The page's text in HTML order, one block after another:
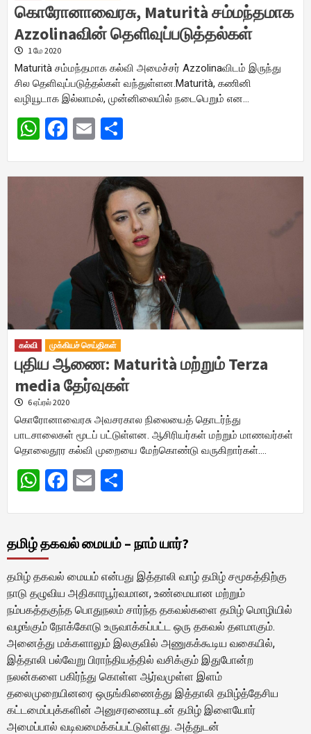
கொரோனாவைரசு, Maturità சம்மந்தமாக
Azzolinaவின் தெளிவுப்படுத்தல்கள்
1 மே 2020
Maturità சம்மந்தமாக கல்வி அமைச்சர் Azzolinaவிடம் இருந்து
சில தெளிவுப்படுத்தல்கள் வந்துள்ளன.Maturità, கணினி
வழியூடாக இல்லாமல், முன்னிலையில் நடைபெறும் என…
WhatsApp
Facebook
Email
கல்வி முக்கியச் செய்திகள்
புதிய ஆணை: Maturità மற்றும் Terza
media தேர்வுகள்
6 ஏப்ரல் 2020
கொரோனாவைரசு அவசரகால நிலையைத் தொடர்ந்து
பாடசாலைகள் மூடப் பட்டுள்ளன. ஆசிரியர்கள் மற்றும் மாணவர்கள்
தொலைதூர கல்வி முறையை மேற்கொண்டு வருகிறார்கள்….
WhatsApp
Facebook
Email
தமிழ் தகவல் மையம் – நாம் யார்?
தமிழ் தகவல் மையம் என்பது இத்தாலி வாழ் தமிழ் சமூகத்திற்கு
நாடு தழுவிய அதிகாரபூர்வமான, உண்மையான மற்றும்
நம்பகத்தகுந்த பொதுநலம் சார்ந்த தகவல்களை தமிழ் மொழியில்
வழங்கும் நோக்கோடு உருவாக்கப்பட்ட ஒரு தகவல் தளமாகும்.
அனைத்து மக்களாலும் இலகுவில் அணுகக்கூடிய வகையில்,
இத்தாலி பல்வேறு பிராந்தியத்தில் வசிக்கும் இதுபோன்ற
நலன்களை பகிர்ந்து கொள்ள ஆர்வமுள்ள இளம்
தலைமுறையினரை ஒருங்கிணைத்து இத்தாலி தமிழ்த்தேசிய
கட்டமைப்புக்களின் அனுசரணையுடன் தமிழ் இளையோர்
அமைப்பால் வடிவமைக்கப்பட்டுள்ளது. அத்துடன்